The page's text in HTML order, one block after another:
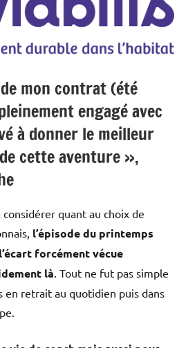
mon contrat (été
engagé avec
à donner le meilleur
cette aventure »,
quant au choix de
l’épisode du printemps
forcément vécue
là . Tout ne fut pas simple
en retrait au quotidien puis dans